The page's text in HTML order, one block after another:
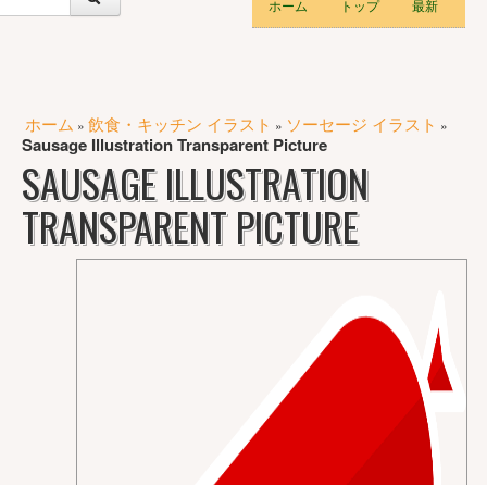
ホーム トップ 最新
ホーム » 飲食・キッチン イラスト » ソーセージ イラスト »
Sausage Illustration Transparent Picture
SAUSAGE ILLUSTRATION
TRANSPARENT PICTURE